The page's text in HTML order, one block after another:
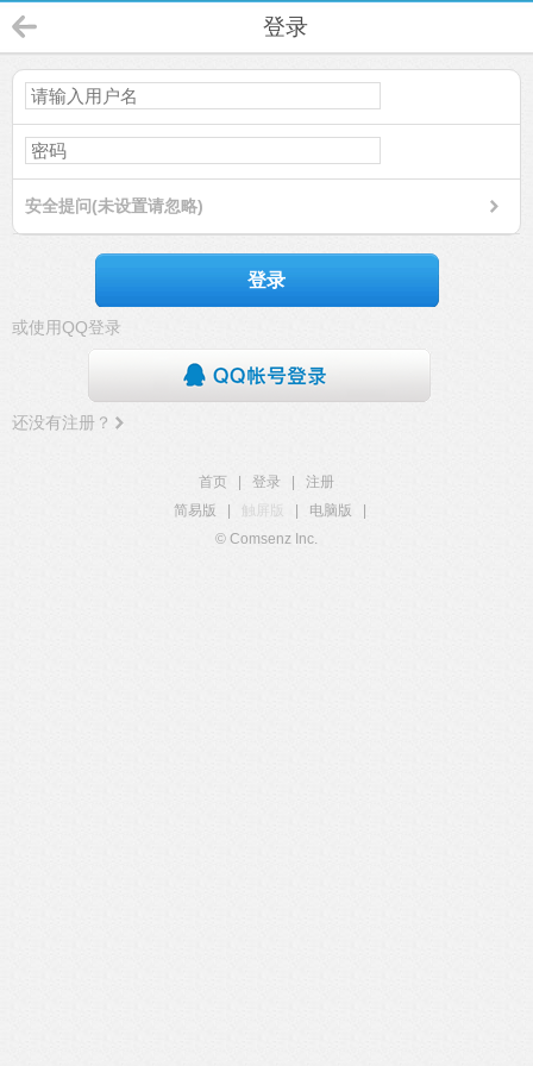
登录
安全提问(未设置请忽略)
登录
或使用QQ登录
还没有注册？
首页 登录
注册
简易版
触屏版 电脑版
© Comsenz Inc.